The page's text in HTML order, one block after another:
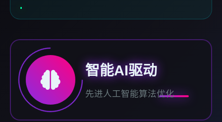
智能AI驱动
先进人工智能算法优化